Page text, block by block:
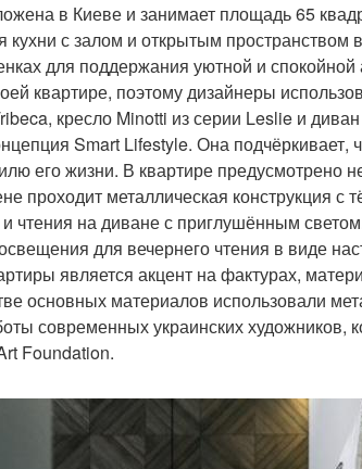
в Киеве и занимает площадь 65
кухни с залом и открытым
для поддержания уютной и
квартире, поэтому дизайнеры
кресло Minotti из серии Leslie и
Smart Lifestyle. Она подчёркивает,
его жизни. В квартире
проходит металлическая конструкция с
чтения на диване с приглушённым
для вечернего чтения в виде
является акцент на фактурах,
основных материалов использовали
современных украинских художников,
Foundation.